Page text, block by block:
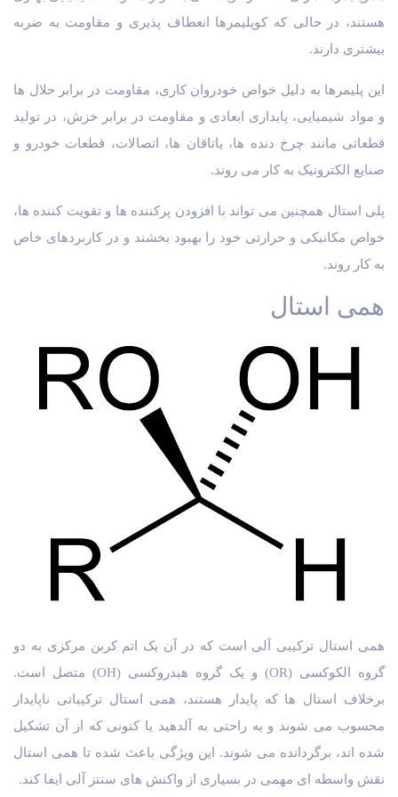
هستند، در حالی که کوپلیمرها انعطاف پذیری و مقاومت به ضربه
بیشتری دارند.
این پلیمرها به دلیل خواص خودروان کاری، مقاومت در برابر حلال ها
و مواد شیمیایی، پایداری ابعادی و مقاومت در برابر خزش، در تولید
قطعاتی مانند چرخ دنده ها، یاتاقان ها، اتصالات، قطعات خودرو و
صنایع الکترونیک به کار می روند.
پلی استال همچنین می تواند با افزودن پرکننده ها و تقویت کننده ها،
خواص مکانیکی و حرارتی خود را بهبود بخشند و در کاربردهای خاص
به کار روند.
همی استال
همی استال ترکیبی آلی است که در آن یک اتم کربن مرکزی به دو
گروه الکوکسی (OR) و یک گروه هیدروکسی (OH) متصل است.
برخلاف استال ها که پایدار هستند، همی استال ترکیباتی ناپایدار
محسوب می شوند و به راحتی به آلدهید یا کتونی که از آن تشکیل
شده اند، برگردانده می شوند. این ویژگی باعث شده تا همی استال
نقش واسطه ای مهمی در بسیاری از واکنش های سنتز آلی ایفا کند.